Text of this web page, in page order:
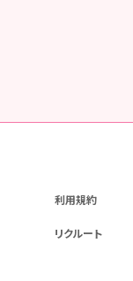
利用規約
リクルート